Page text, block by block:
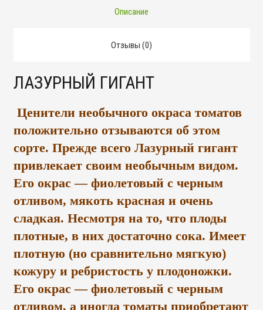
Описание
Отзывы (0)
ЛАЗУРНЫЙ ГИГАНТ
Ценители необычного окраса томатов
положительно отзываются об этом
сорте. Прежде всего Лазурный гигант
привлекает своим необычным видом.
Его окрас — фиолетовый с черным
отливом, мякоть красная и очень
сладкая. Несмотря на то, что плоды
плотные, в них достаточно сока. Имеет
плотную (но сравнительно мягкую)
кожуру и ребристость у плодоножки.
Его окрас — фиолетовый с черным
отливом, а иногда томаты приобретают